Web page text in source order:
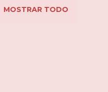
MOSTRAR TODO